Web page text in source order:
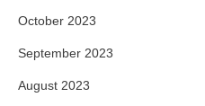
October 2023
September 2023
August 2023